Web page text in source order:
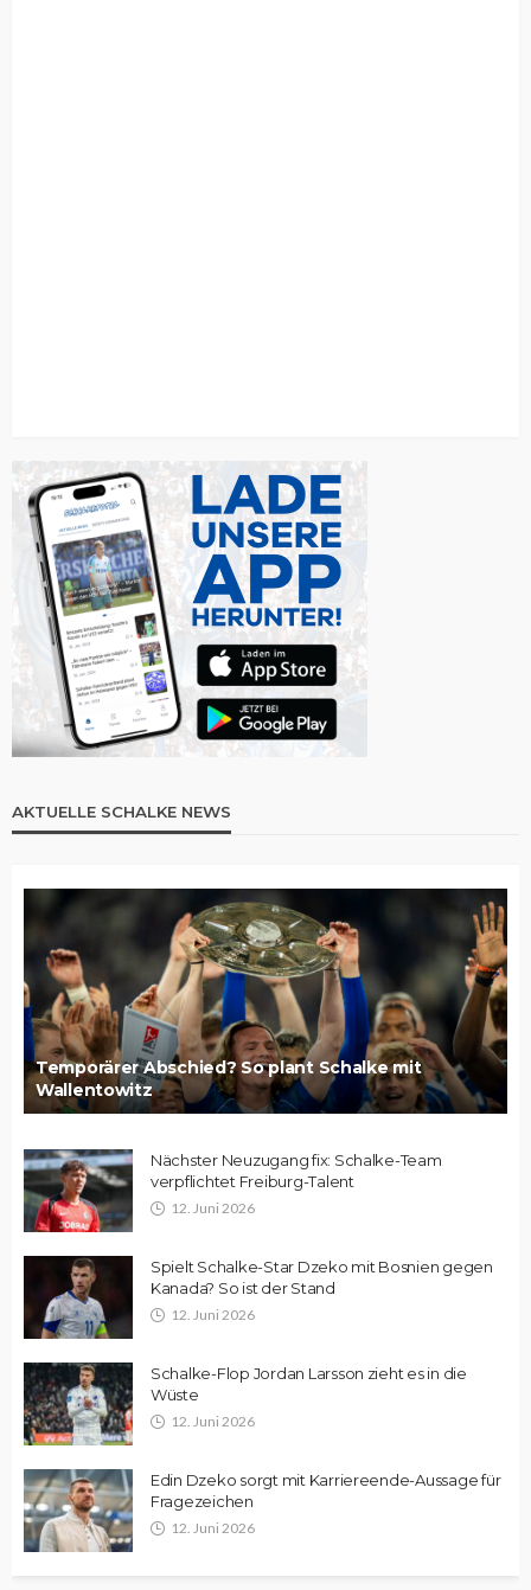
AKTUELLE SCHALKE NEWS
Temporärer Abschied? So plant Schalke mit
Wallentowitz
Nächster Neuzugang fix: Schalke-Team
verpflichtet Freiburg-Talent
12. Juni 2026
Spielt Schalke-Star Dzeko mit Bosnien gegen
Kanada? So ist der Stand
12. Juni 2026
Schalke-Flop Jordan Larsson zieht es in die
Wüste
12. Juni 2026
Edin Dzeko sorgt mit Karriereende-Aussage für
Fragezeichen
12. Juni 2026